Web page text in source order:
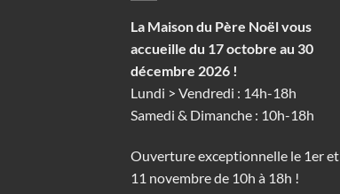
La Maison du Père Noël vous
accueille du 17 octobre au 30
décembre 2026 !
Lundi > Vendredi : 14h-18h
Samedi & Dimanche : 10h-18h
Ouverture exceptionnelle le 1er et
11 novembre de 10h à 18h !